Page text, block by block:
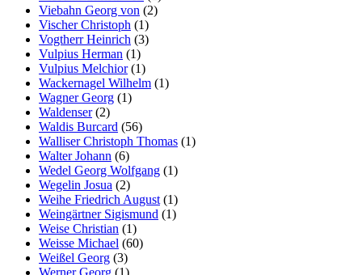
Viebahn Georg von (2)
Vischer Christoph (1)
Vogtherr Heinrich (3)
Vulpius Herman (1)
Vulpius Melchior(1)
Wackernagel Wilhelm (1)
Wagner Georg (1)
Waldenser(2)
Waldis Burcard (56)
Walliser Christoph Thomas (1)
Walter Johann (6)
Wedel Georg Wolfgang (1)
Wegelin Josua (2)
Weihe Friedrich August (1)
Weingärtner Sigismund (1)
Weise Christian (1)
Weisse Michael (60)
Weißel Georg (3)
Werner Georg (1)